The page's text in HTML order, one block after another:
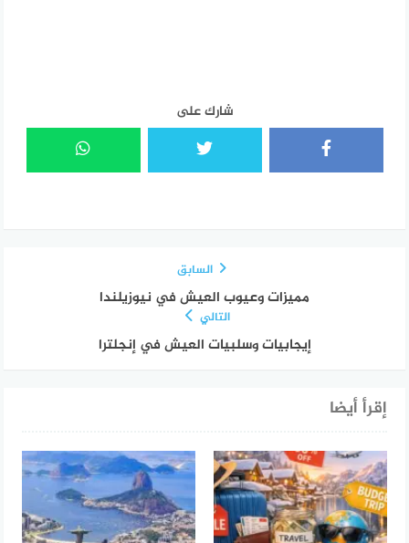
شارك على
السابق
مميزات وعيوب العيش في نيوزيلندا
التالي
إيجابيات وسلبيات العيش في إنجلترا
إقرأ أيضا